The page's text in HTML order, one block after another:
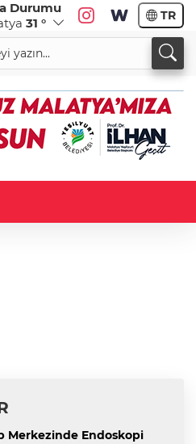
Durumu
31 ° TR
Merkezinde Endoskopi